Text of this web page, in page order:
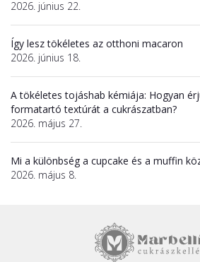
2026. június 22.
Így lesz tökéletes az otthoni macaron
2026. június 18.
A tökéletes tojáshab kémiája: Hogyan
formatartó textúrát a cukrászatban?
2026. május 27.
Mi a különbség a cupcake és a muffin
2026. május 8.